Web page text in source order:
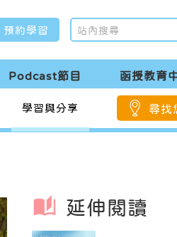
預約學習
Podcast節目 函授教育
學習與分享 尋找
延伸閱讀